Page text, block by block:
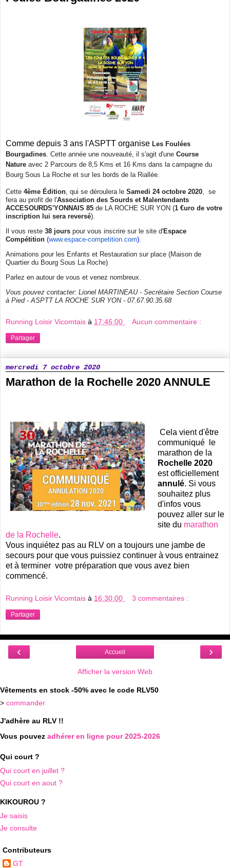
Comme depuis 3 ans l'ASPTT organise Les Foulées
Bourgadines. Cette année une nouveauté, il s'agit d'une Course
Nature avec 2 Parcours de 8,5 Kms et 16 Kms dans la campagne du
Bourg Sous La Roche et sur les bords de la Riallée.
Cette 4ème Édition, qui se déroulera le Samedi 24 octobre 2020, se
fera au profit de l'Association des Sourds et Malentendants
ACCESOURDS'YONNAIS 85 de LA ROCHE SUR YON (1 €uro de votre
inscription lui sera reversé).
Il vous reste 38 jours pour vous inscrire sur le site d'Espace
Compétition (www.espace-competition.com).
Animations pour les Enfants et Restauration sur place (Maison de
Quartier du Bourg Sous La Roche)
Parlez en autour de vous et venez nombreux.
Vous pouvez contacter: Lionel MARTINEAU - Secrétaire Section Course
à Pied - ASPTT LA ROCHE SUR YON - 07.67.90.35.68
Running Loisir Vicomtais à 17:46:00 Aucun commentaire :
Partager
mercredi 7 octobre 2020
Marathon de la Rochelle 2020 ANNULE
Cela vient d'être
communiqué le
marathon de la
Rochelle 2020
est officiellement
annulé. Si vous
souhaitez plus
d'infos vous
pouvez aller sur le
site du marathon
de la Rochelle.
Vous inquiétez pas au RLV on a toujours une jambe de
secours pour que vous puissiez continuer à vous entrainez
et à terminer votre préparation que vous avez bien
commencé.
Running Loisir Vicomtais à 16:30:00 3 commentaires :
Partager
‹ ›
Accueil
Afficher la version Web
Vêtements en stock -50% avec le code RLV50
> commander
J'adhère au RLV !!
Vous pouvez adhérer en ligne pour 2025-2026
Qui court ?
Qui court en juillet ?
Qui court en aout ?
KIKOUROU ?
Je saisis
Je consulte
Contributeurs
GT